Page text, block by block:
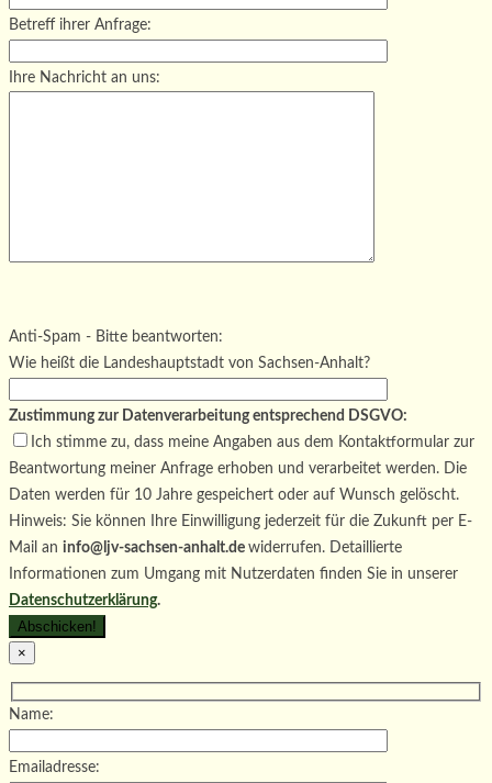
Betreff ihrer Anfrage:
Ihre Nachricht an uns:
Bitte lasse dieses Feld leer.
Anti-Spam - Bitte beantworten:
Wie heißt die Landeshauptstadt von Sachsen-Anhalt?
Zustimmung zur Datenverarbeitung entsprechend DSGVO:
Ich stimme zu, dass meine Angaben aus dem Kontaktformular zur
Beantwortung meiner Anfrage erhoben und verarbeitet werden. Die
Daten werden für 10 Jahre gespeichert oder auf Wunsch gelöscht.
Hinweis: Sie können Ihre Einwilligung jederzeit für die Zukunft per E-
Mail an info@ljv-sachsen-anhalt.de widerrufen. Detaillierte
Informationen zum Umgang mit Nutzerdaten finden Sie in unserer
Datenschutzerklärung.
×
Name:
Emailadresse: